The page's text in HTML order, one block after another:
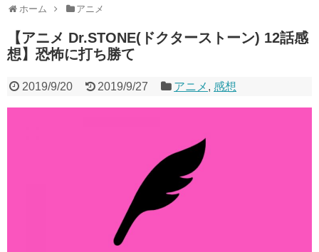
ホーム アニメ
【アニメ Dr.STONE(ドクターストーン) 12話感
想】恐怖に打ち勝て
2019/9/20 2019/9/27 アニメ ,感想